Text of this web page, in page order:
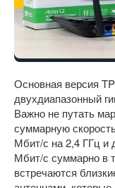
Основная версия
двухдиапазонный
Важно не путать
суммарную
Мбит/с на 2,4 ГГц и
Мбит/с суммарно в
встречаются